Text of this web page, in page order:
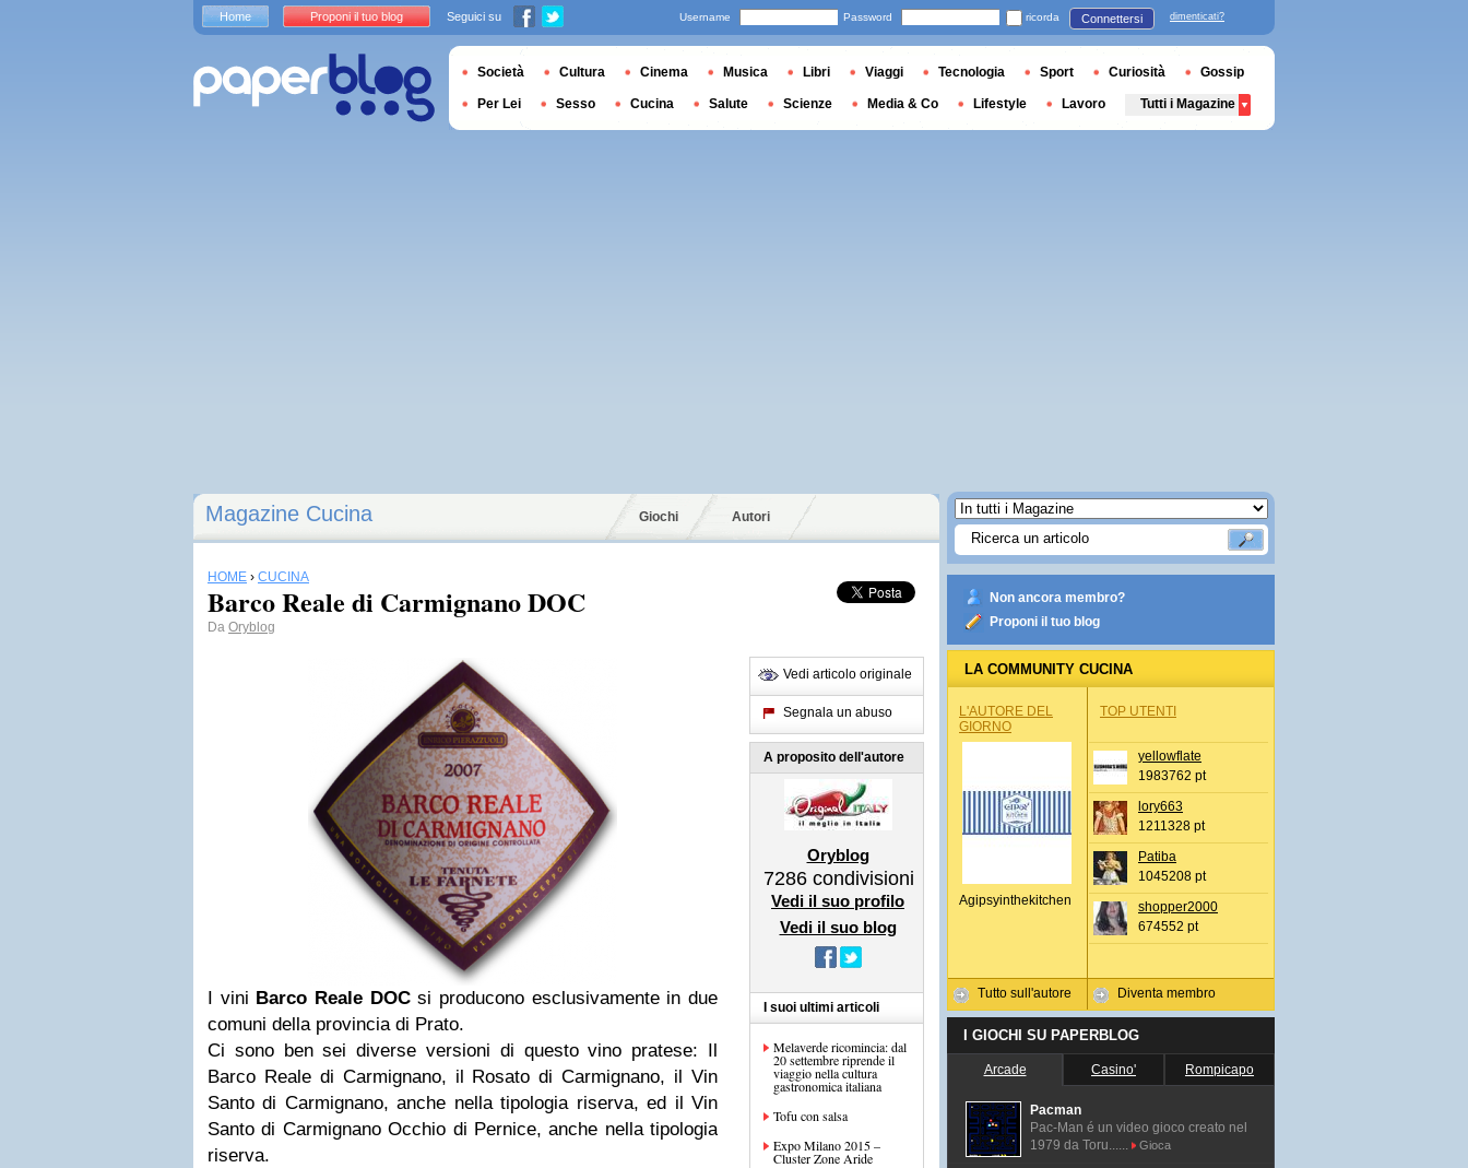
Magazine Cucina Giochi Autori
HOME › CUCINA
Barco Reale di Carmignano DOC
Da Oryblog
I vini Barco Reale DOCsi producono esclusivamente in due
comuni della provincia di Prato.
Ci sono ben sei diverse versioni di questo vino pratese: Il
Barco Reale di Carmignano, il Rosato di Carmignano, il Vin
Santo di Carmignano, anche nella tipologia riserva, ed il Vin
Santo di Carmignano Occhio di Pernice, anche nella tipologia
riserva.
Vedi articolo originale
Segnala un abuso
A proposito dell'autore
Oryblog
7286 condivisioni
Vedi il suo profilo
Vedi il suo blog
I suoi ultimi articoli
Melaverde ricomincia: dal
20 settembre riprende il
viaggio nella cultura
gastronomica italiana
Tofu con salsa
Expo Milano 2015 –
Cluster Zone Aride
Non ancora membro?
Proponi il tuo blog
LA COMMUNITY CUCINA
L'AUTORE DEL
GIORNO
Agipsyinthekitchen
Tutto sull'autore
TOP UTENTI
yellowflate
1983762 pt
lory663
1211328 pt
Patiba
1045208 pt
shopper2000
674552 pt
Diventa membro
I GIOCHI SU PAPERBLOG
Arcade Casino' Rompicapo
Pacman
Pac-Man é un video gioco creato nel
1979 da Toru......
Gioca
Home Proponi il tuo blog Seguici su Username Password ricorda Connettersi dimenticati?
Società Cultura Cinema Musica Libri Viaggi Tecnologia Sport Curiosità Gossip
Per Lei Sesso Cucina Salute Scienze Media & Co Lifestyle Lavoro Tutti i Magazine